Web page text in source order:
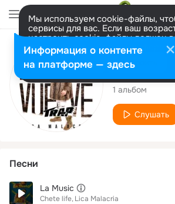
Мы используем cookie-файлы,
сервисы для вас. Если ваш
настроить cookie-файлы должен
представитель. Больше
Разрешить все Настроить
Исполнитель
Lica
1 альбом
Слушать
Песни
La Music
Chete life Lica Malacria
Информация о контенте
на платформе — здесь